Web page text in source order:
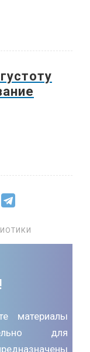
материалы
для